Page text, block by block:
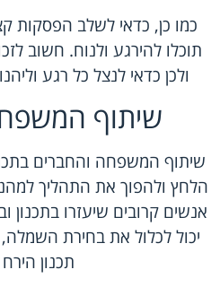
כמו כן, כדאי לשלב הפסקות
תוכלו להירגע ולנוח. חשוב
ולכן כדאי לנצל כל רגע
שיתוף
שיתוף המשפחה והחברים
הלחץ ולהפוך את התהליך
אנשים קרובים שיעזרו בתכנון
יכול לכלול את בחירת השמלה,
תכנון